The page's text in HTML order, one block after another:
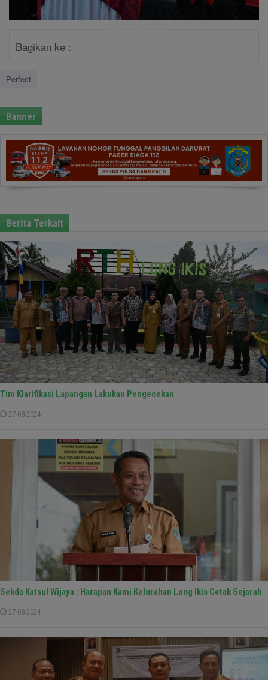
Bagikan ke :
Perfect
Banner
Berita Terkait
Tim Klarifikasi Lapangan Lakukan Pengecekan
27-08-2024
Sekda Katsul Wijaya : Harapan Kami Kelurahan Long Ikis Cetak Sejarah
27-08-2024